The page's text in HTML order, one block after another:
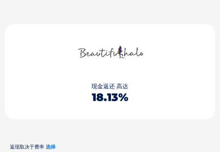
现金返还 高达
18.13%
返现取决于费率 选择